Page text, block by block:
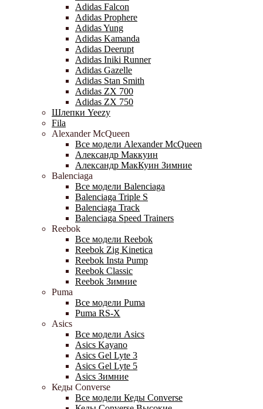
Adidas Falcon
Adidas Prophere
Adidas Yung
Adidas Kamanda
Adidas Deerupt
Adidas Iniki Runner
Adidas Gazelle
Adidas Stan Smith
Adidas ZX 700
Adidas ZX 750
Шлепки Yeezy
Fila
Alexander McQueen
Все модели Alexander McQueen
Александр Маккуин
Александр МакКуин Зимние
Balenciaga
Все модели Balenciaga
Balenciaga Triple S
Balenciaga Track
Balenciaga Speed Trainers
Reebok
Все модели Reebok
Reebok Zig Kinetica
Reebok Insta Pump
Reebok Classic
Reebok Зимние
Puma
Все модели Puma
Puma RS-X
Asics
Все модели Asics
Asics Kayano
Asics Gel Lyte 3
Asics Gel Lyte 5
Asics Зимние
Кеды Converse
Все модели Кеды Converse